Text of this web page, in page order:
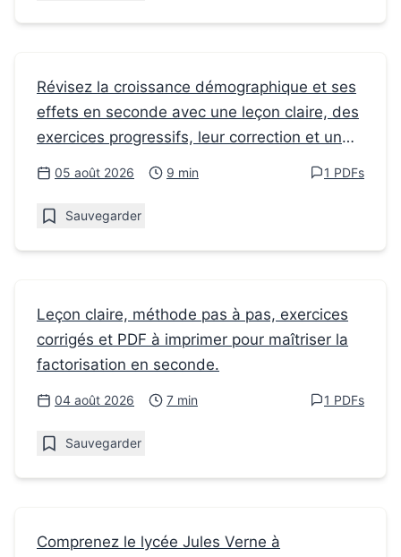
Fiches de révision
Comment réviser la croissance
démographique et ses effets en seconde
Révisez la croissance démographique et ses
effets en seconde avec une leçon claire, des
exercices progressifs, leur correction et un
PDF à imprimer.
05 août 2026 9 min 1 PDFs
Sauvegarder
Fiches de révision
Factoriser en seconde : méthode, exemples
et exercices
Leçon claire, méthode pas à pas, exercices
corrigés et PDF à imprimer pour maîtriser la
factorisation en seconde.
04 août 2026 7 min 1 PDFs
Sauvegarder
Fiches de révision
Comprenez le lycée Jules Verne à